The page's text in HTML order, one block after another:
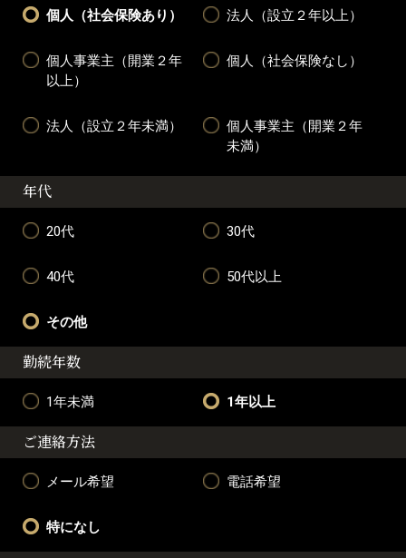
個人（社会保険あり） 法人（設立２年以上）
個人事業主（開業２年
以上）
個人（社会保険なし）
法人（設立２年未満）
個人事業主（開業２年
未満）
年代
20代 30代
40代 50代以上
その他
勤続年数
1年未満 1年以上
ご連絡方法
メール希望 電話希望
特になし